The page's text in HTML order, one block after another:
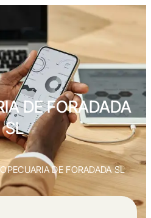
DE FORADADA
SL
DE FORADADA SL